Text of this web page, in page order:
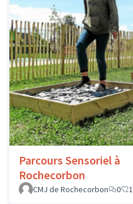
Parcours Sensoriel à
Rochecorbon
CMJ de Rochecorbon
0 1